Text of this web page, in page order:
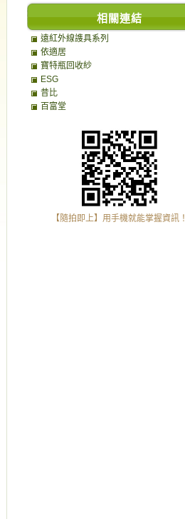
相關連結
遠紅外線謢具系列
依適居
寶特瓶回收紗
ESG
昔比
百富堂
【隨拍即上】用手機就能掌握資訊！